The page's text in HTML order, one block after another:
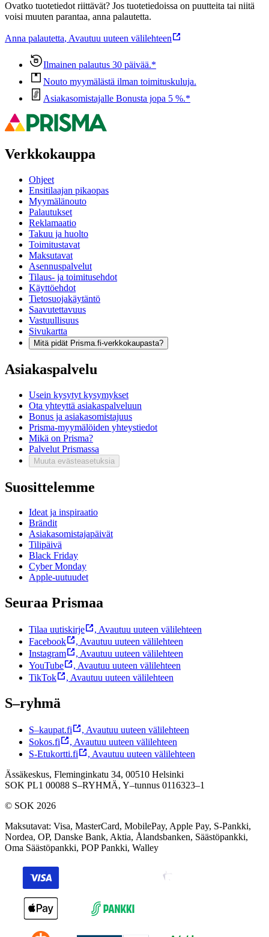
Ovatko tuotetiedot riittävät? Jos tuotetiedoissa on puutteita tai niitä
voisi muuten parantaa, anna palautetta.
Anna palautetta, Avautuu uuteen välilehteen
Ilmainen palautus 30 päivää.*
Nouto myymälästä ilman toimituskuluja.
Asiakasomistajalle Bonusta jopa 5 %.*
Verkkokauppa
Ohjeet
Ensitilaajan pikaopas
Myymälänouto
Palautukset
Reklamaatio
Takuu ja huolto
Toimitustavat
Maksutavat
Asennuspalvelut
Tilaus- ja toimitusehdot
Käyttöehdot
Tietosuojakäytäntö
Saavutettavuus
Vastuullisuus
Sivukartta
Mitä pidät Prisma.fi-verkkokaupasta?
Asiakaspalvelu
Usein kysytyt kysymykset
Ota yhteyttä asiakaspalveluun
Bonus ja asiakasomistajuus
Prisma-myymälöiden yhteystiedot
Mikä on Prisma?
Palvelut Prismassa
Muuta evästeasetuksia
Suosittelemme
Ideat ja inspiraatio
Brändit
Asiakasomistajapäivät
Tilipäivä
Black Friday
Cyber Monday
Apple-uutuudet
Seuraa Prismaa
Tilaa uutiskirje , Avautuu uuteen välilehteen
Facebook
, Avautuu uuteen välilehteen
Instagram
, Avautuu uuteen välilehteen
YouTube
, Avautuu uuteen välilehteen
TikTok
, Avautuu uuteen välilehteen
S–ryhmä
S–kaupat.fi , Avautuu uuteen välilehteen
Sokos.fi
, Avautuu uuteen välilehteen
S-Etukortti.fi
, Avautuu uuteen välilehteen
Ässäkeskus, Fleminginkatu 34, 00510 Helsinki
SOK PL1 00088 S–RYHMÄ, Y–tunnus 0116323–1
© SOK 2026
Maksutavat: Visa, MasterCard, MobilePay, Apple Pay, S-Pankki,
Nordea, OP, Danske Bank, Aktia, Ålandsbanken, Säästöpankki,
Oma Säästöpankki, POP Pankki, Walley